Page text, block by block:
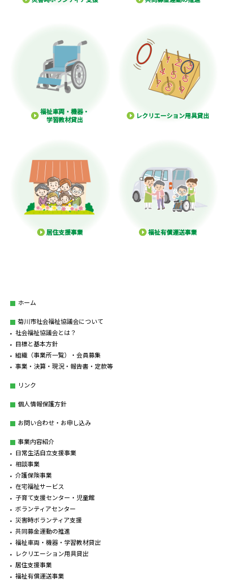
福祉車両・機器・
学習教材貸出
レクリエーション用具貸出
居住支援事業 福祉有償運送事業
ホーム
菊川市社会福祉協議会について
社会福祉協議会とは？
目標と基本方針
組織（事業所一覧）・会員募集
事業・決算・現況・報告書・定款等
リンク
個人情報保護方針
お問い合わせ・お申し込み
事業内容紹介
日常生活自立支援事業
相談事業
介護保険事業
在宅福祉サービス
子育て支援センター・児童館
ボランティアセンター
災害時ボランティア支援
共同募金運動の推進
福祉車両・機器・学習教材貸出
レクリエーション用具貸出
居住支援事業
福祉有償運送事業